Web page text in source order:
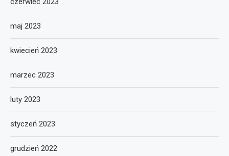
maj 2023
kwiecień 2023
marzec 2023
luty 2023
styczeń 2023
grudzień 2022